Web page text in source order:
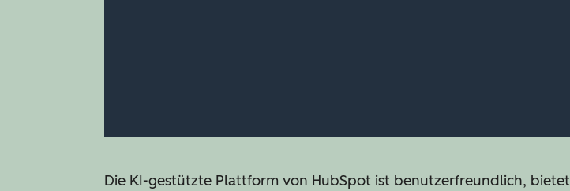
Die KI-gestützte Plattform von HubSpot ist benutzerfreundlich,